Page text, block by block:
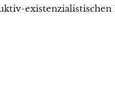
existenzialistischen